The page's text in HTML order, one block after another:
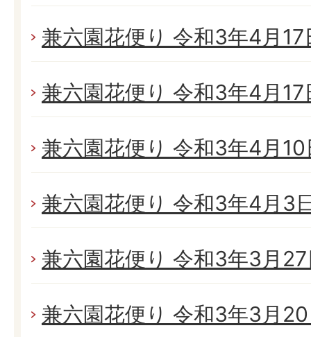
兼六園花便り 令和3年4月
兼六園花便り 令和3年4月
兼六園花便り 令和3年4月
兼六園花便り 令和3年4月3
兼六園花便り 令和3年3月
兼六園花便り 令和3年3月